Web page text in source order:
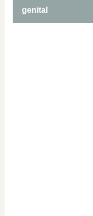
genital